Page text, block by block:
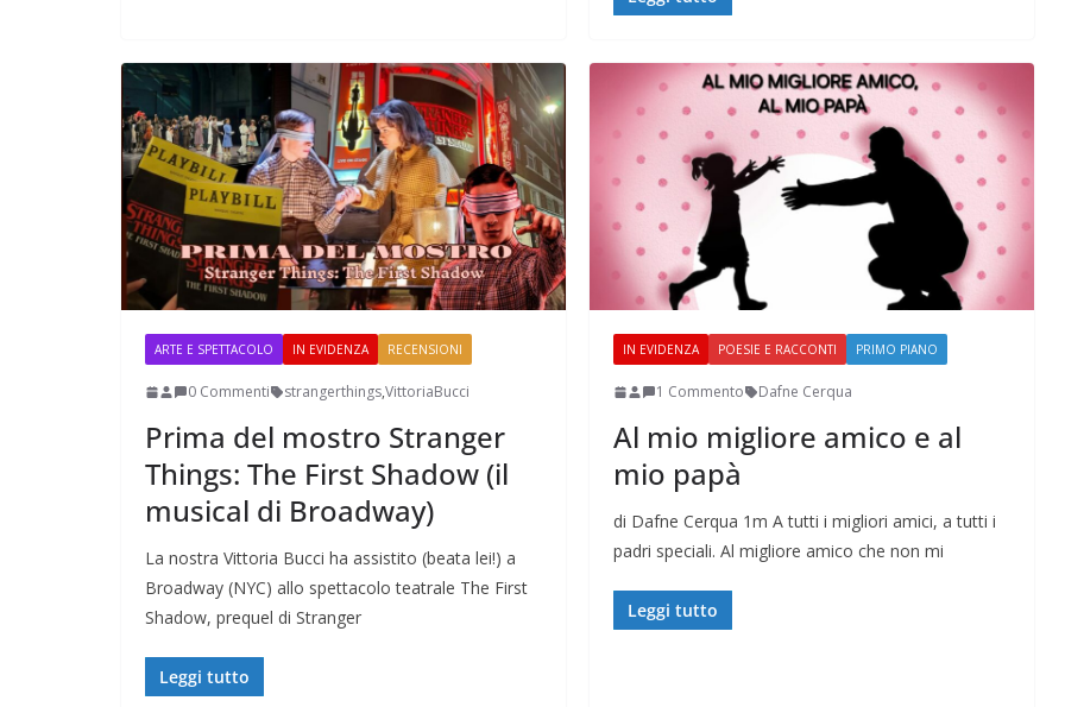
ARTE E SPETTACOLO IN EVIDENZA RECENSIONI
0 Commenti strangerthings,VittoriaBucci
Prima del mostro Stranger
Things: The First Shadow (il
musical di Broadway)
La nostra Vittoria Bucci ha assistito (beata lei!) a
Broadway (NYC) allo spettacolo teatrale The First
Shadow, prequel di Stranger
Leggi tutto
IN EVIDENZA POESIE E RACCONTI PRIMO PIANO
1 Commento Dafne Cerqua
Al mio migliore amico e al
mio papà
di Dafne Cerqua 1m A tutti i migliori amici, a tutti i
padri speciali. Al migliore amico che non mi
Leggi tutto